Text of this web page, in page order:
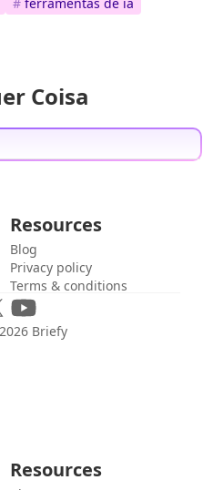
Coisa
Resources
Blog
Privacy policy
Terms & conditions
2026 Briefy
Resources